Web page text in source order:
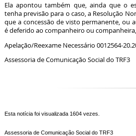
Ela apontou também que, ainda que o
tenha previsão para o caso, a Resolução
que a concessão de visto permanente, ou
é deferido ao companheiro ou
Apelação/Reexame Necessário 0012564-
Assessoria de Comunicação Social do TRF3
Esta notícia foi visualizada 1604 vezes.
Assessoria de Comunicação Social do TRF3